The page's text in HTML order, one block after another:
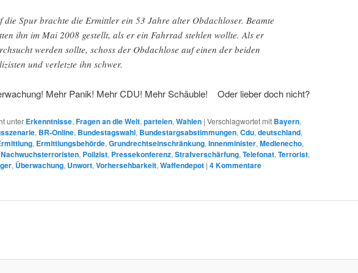
die Spur brachte die Ermittler ein 53 Jahre alter Obdachloser. Beamte
ihn im Mai 2008 gestellt, als er ein Fahrrad stehlen wollte. Als er
werden sollte, schoss der Obdachlose auf einen der beiden
und verletzte ihn schwer.
Mehr Panik! Mehr CDU! Mehr Schäuble! Oder lieber doch nicht?
unter Erkenntnisse, Fragen an die Welt, parteien, Wahlen | Verschlagwortet mit Bayern,
, BR-Online, Bundestagswahl, Bundestargsabstimmungen, Cdu, deutschland,
, Ermittlungsbehörde, Grundrechtseinschränkung, Innenminister, Medienecho,
Nachwuchsterroristen, Polizist, Pressekonferenz, Strafverschärfung, Telefonat, Terrorist,
, Überwachung, Unwort, Vorhersehbarkeit, Waffendepot | 4Kommentare